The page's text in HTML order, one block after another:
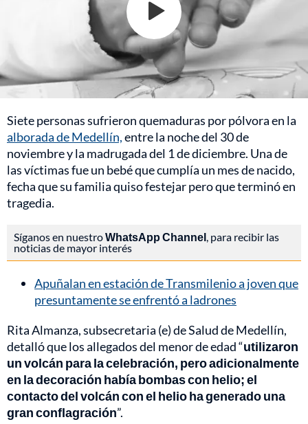
Siete personas sufrieron quemaduras por pólvora en la
alborada de Medellín,entre la noche del 30 de
noviembre y la madrugada del 1 de diciembre. Una de
las víctimas fue un bebé que cumplía un mes de nacido,
fecha que su familia quiso festejar pero que terminó en
tragedia.
Síganos en nuestroWhatsApp Channel , para recibir las
noticias de mayor interés
Apuñalan en estación de Transmilenio a joven que
presuntamente se enfrentó a ladrones
Rita Almanza, subsecretaria (e) de Salud de Medellín,
detalló que los allegados del menor de edad “utilizaron
un volcán para la celebración, pero adicionalmente
en la decoración había bombas con helio; el
contacto del volcán con el helio ha generado una
gran conflagración”.